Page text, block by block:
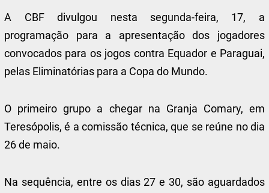
A CBF divulgou nesta segunda-feira, 17, a
programação para a apresentação dos jogadores
convocados para os jogos contra Equador e Paraguai,
pelas Eliminatórias para a Copa do Mundo.
O primeiro grupo a chegar na Granja Comary, em
Teresópolis, é a comissão técnica, que se reúne no dia
26 de maio.
Na sequência, entre os dias 27 e 30, são aguardados